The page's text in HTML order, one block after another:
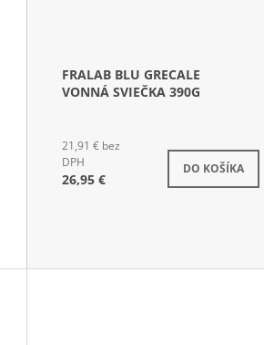
FRALAB BLU GRECALE
VONNÁ SVIEČKA 390G
21,91 € bez
DPH
26,95 €
DO KOŠÍKA
Skladom